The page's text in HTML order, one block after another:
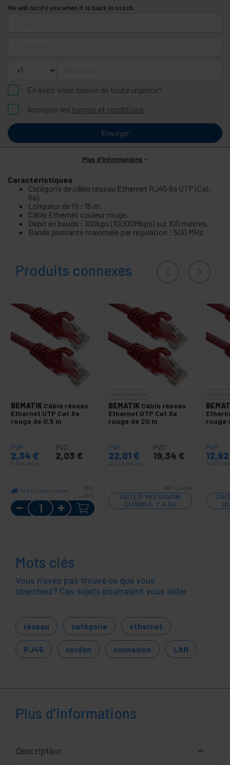
We will notify you when it is back in stock.
En avez-vous besoin de toute urgence?
Accepter les termes et conditions.
Envoyer
Plus d'informations
Caractéristiques
Catégorie de câble réseau Ethernet RJ45 6a UTP (Cat.
6a).
Longueur de fil : 15 m.
Câble Ethernet couleur rouge.
Débit en bauds : 10Gbps (10000Mbps) sur 100 mètres.
Bande passante maximale par régulation : 500 MHz.
Produits connexes
BEMATIK Câble réseau
Ethernet UTP Cat.6a
rouge de 0,5 m
PVP
2,34 €
2,34 € VAT inc.
PVD
2,03 €
De 5 à 7 jours ouvrés
REF:
LJ002
Quantité
BEMATIK Câble réseau
Ethernet UTP Cat.6a
rouge de 20 m
PVP
22,01 €
22,01 € VAT inc.
PVD
19,34 €
REF: LJ010
FAITES-MOI SAVOIR
QUAND IL Y A DU
STOCK
rouge
PVP
12,92 €
Mots clés
Vous n'avez pas trouvé ce que vous
cherchiez? Ces sujets pourraient vous aider
réseau catégorie ethernet
RJ45 cordon connexion LAN
Plus d'informations
Description